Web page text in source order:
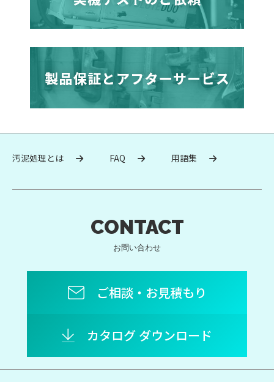
汚泥処理とは FAQ 用語集
CONTACT
お問い合わせ
ご相談・お見積もり
カタログ ダウンロード